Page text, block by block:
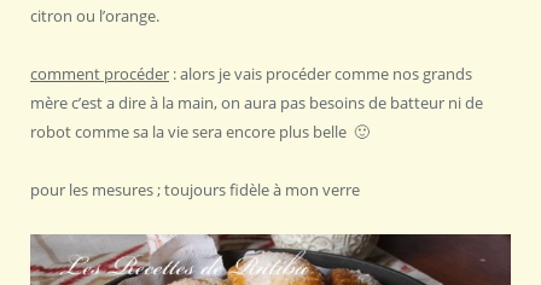
citron ou l’orange.
comment procéder : alors je vais procéder comme nos grands
mère c’est a dire à la main, on aura pas besoins de batteur ni de
robot comme sa la vie sera encore plus belle 🙂
pour les mesures ; toujours fidèle à mon verre